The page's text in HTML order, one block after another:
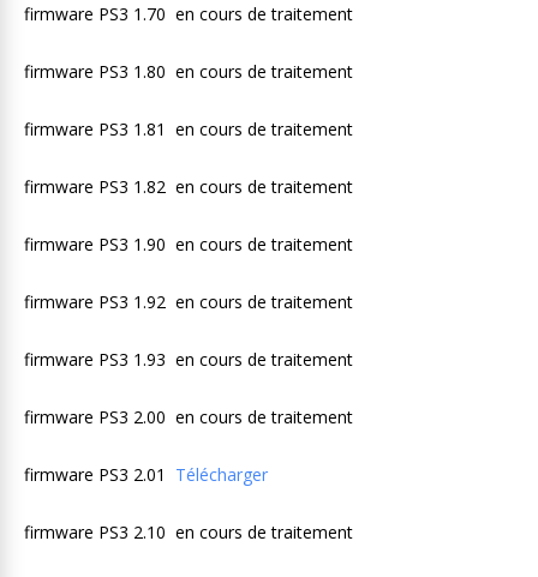
firmware PS3 1.70 en cours de traitement
firmware PS3 1.80 en cours de traitement
firmware PS3 1.81 en cours de traitement
firmware PS3 1.82 en cours de traitement
firmware PS3 1.90 en cours de traitement
firmware PS3 1.92 en cours de traitement
firmware PS3 1.93 en cours de traitement
firmware PS3 2.00 en cours de traitement
firmware PS3 2.01 Télécharger
firmware PS3 2.10 en cours de traitement